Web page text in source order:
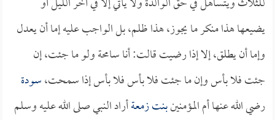
يضيعها هذا منكر ما يجوز، هذا ظلم، بل الواجب عليه إما أن يعدل
وإما أن يطلق، إلا إذا رضيت قالت: أنا سامحة ولو ما جئت، إن
جئت فلا بأس وإن ما جئت فلا بأس فلا بأس إذا سمحت،سودة
رضي الله عنها أم المؤمنينبنت زمعةأراد النبي صلى الله عليه وسلم